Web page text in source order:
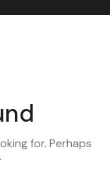
for. Perhaps